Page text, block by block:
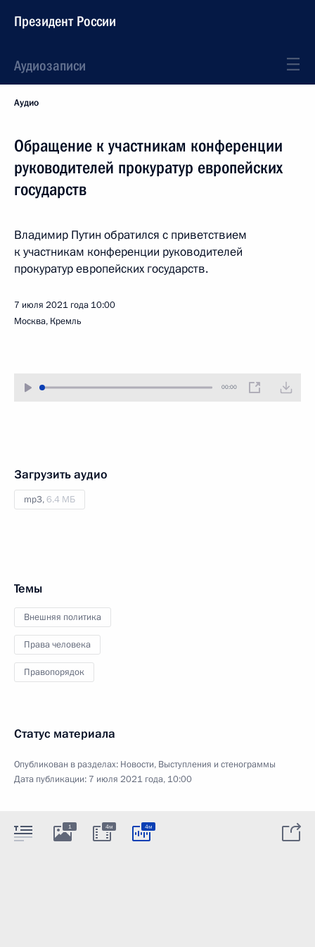
Президент России
Аудиозаписи
Аудио
Обращение к участникам конференции
руководителей прокуратур европейских
государств
Владимир Путин обратился с приветствием
к участникам конференции руководителей
прокуратур европейских государств.
7 июля 2021 года 10:00
Москва, Кремль
00:00
Загрузить аудио
mp3,6.4 МБ
Темы
Внешняя политика
Права человека
Правопорядок
Статус материала
Опубликован в разделах: Новости, Выступления и стенограммы
Дата публикации: 7 июля 2021 года, 10:00
1 4м 4м